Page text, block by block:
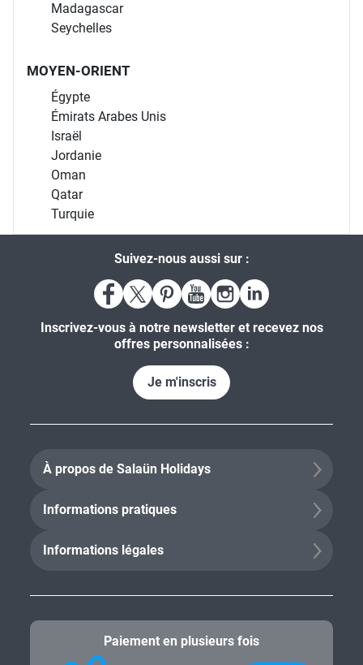
Madagascar
Seychelles
MOYEN-ORIENT
Égypte
Émirats Arabes Unis
Israël
Jordanie
Oman
Qatar
Turquie
Suivez-nous aussi sur :
Inscrivez-vous à notre newsletter et recevez nos
offres personnalisées :
Je m'inscris
À propos de Salaün Holidays
Informations pratiques
Informations légales
Paiement en plusieurs fois